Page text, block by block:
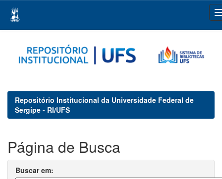
navigation
Repositório Institucional da Universidade Federal de
Sergipe - RI/UFS
Página de Busca
Buscar em: